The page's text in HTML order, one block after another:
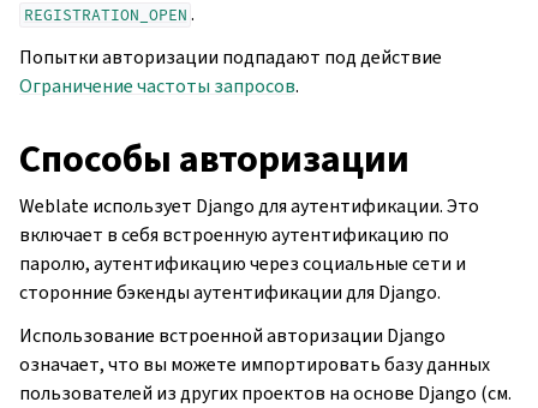
REGISTRATION_OPEN .
Попытки авторизации подпадают под действие
Ограничение частоты запросов.
Способы авторизации
Weblate использует Django для аутентификации. Это
включает в себя встроенную аутентификацию по
паролю, аутентификацию через социальные сети и
сторонние бэкенды аутентификации для Django.
Использование встроенной авторизации Django
означает, что вы можете импортировать базу данных
пользователей из других проектов на основе Django (см.